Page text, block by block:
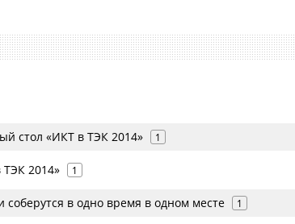
стол «ИКТ в ТЭК 2014» 1
ТЭК 2014» 1
соберутся в одно время в одном месте 1